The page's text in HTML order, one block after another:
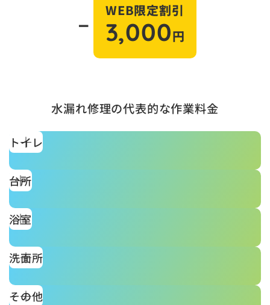
－
WEB限定割引
3,000円
水漏れ修理の代表的な作業料金
トイレ
台所
浴室
洗面所
その他